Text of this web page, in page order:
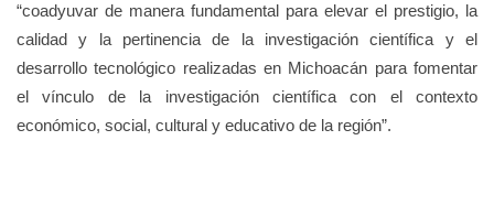
“coadyuvar de manera fundamental para elevar el prestigio, la
calidad y la pertinencia de la investigación científica y el
desarrollo tecnológico realizadas en Michoacán para fomentar
el vínculo de la investigación científica con el contexto
económico, social, cultural y educativo de la región”.